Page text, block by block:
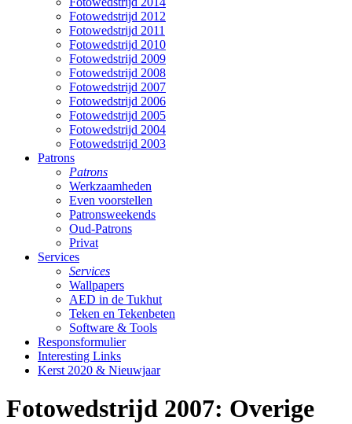
Fotowedstrijd 2012
Fotowedstrijd 2011
Fotowedstrijd 2010
Fotowedstrijd 2009
Fotowedstrijd 2008
Fotowedstrijd 2007
Fotowedstrijd 2006
Fotowedstrijd 2005
Fotowedstrijd 2004
Fotowedstrijd 2003
Patrons
Patrons
Werkzaamheden
Even voorstellen
Patronsweekends
Oud-Patrons
Privat
Services
Services
Wallpapers
AED in de Tukhut
Teken en Tekenbeten
Software & Tools
Responsformulier
Interesting Links
Kerst 2020 & Nieuwjaar
Fotowedstrijd 2007: Overige